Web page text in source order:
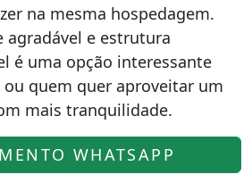
na mesma hospedagem.
agradável e estrutura
é uma opção interessante
quem quer aproveitar um
mais tranquilidade.
WHATSAPP